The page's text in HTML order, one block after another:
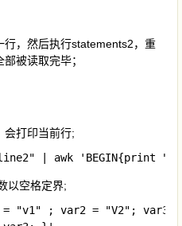
行，然后执行statements2，重
被读取完毕；
会打印当前行;
| awk 'BEGIN{print
以空格定界;
= "v1" ; var2 = "V2";